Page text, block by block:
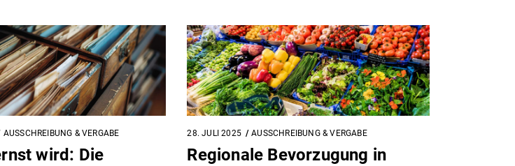
AUSSCHREIBUNG & VERGABE
wird: Die
28. JULI 2025 AUSSCHREIBUNG & VERGABE
Regionale Bevorzugung in